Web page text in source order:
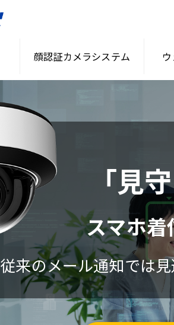
顔認証カメラシステム
「見
スマホ着
従来のメール通知では